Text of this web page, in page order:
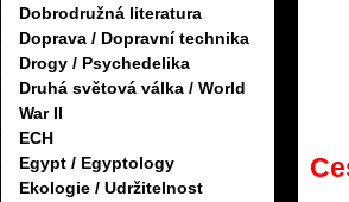
Dobrodružná literatura
Doprava / Dopravní technika
Drogy / Psychedelika
Druhá světová válka / World
War II
ECH
Egypt / Egyptology
Ekologie / Udržitelnost